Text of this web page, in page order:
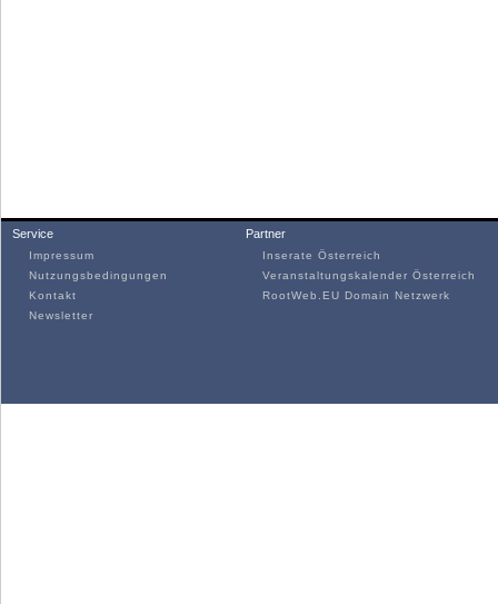
Service
Impressum
Nutzungsbedingungen
Kontakt
Newsletter
Partner
Inserate Österreich
Veranstaltungskalender Österreich
RootWeb.EU Domain Netzwerk